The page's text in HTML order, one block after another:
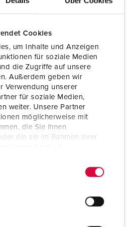
Cookies
um Inhalte und Anzeigen
für soziale Medien
die Zugriffe auf unsere
Außerdem geben wir
Verwendung unserer
für soziale Medien,
weiter. Unsere Partner
möglicherweise mit
die Sie ihnen
die sie im Rahmen Ihrer
IP44
Nee
288 g
EAC
CQC